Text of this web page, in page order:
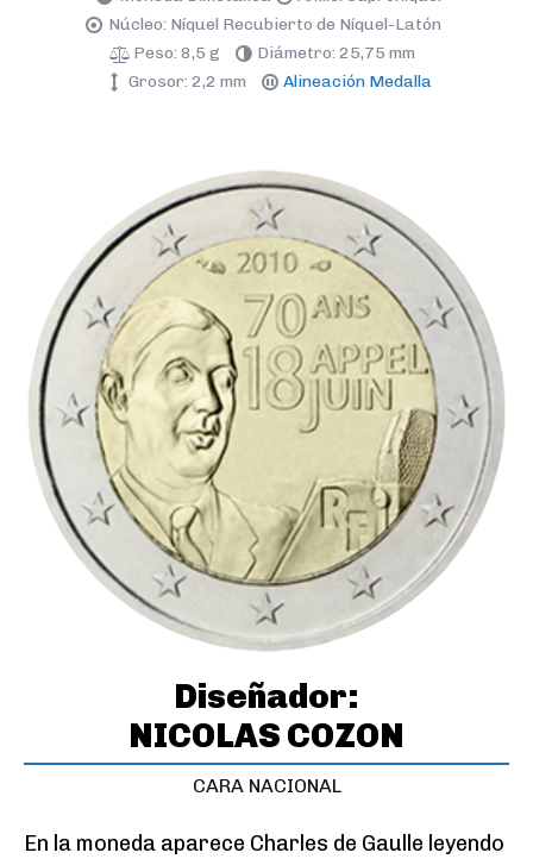
Núcleo: Níquel Recubierto de Níquel-Latón
Peso: 8,5 g
Diámetro: 25,75 mm
Grosor: 2,2 mm
Alineación Medalla
Diseñador:
NICOLAS COZON
CARA NACIONAL
En la moneda aparece Charles de Gaulle leyendo